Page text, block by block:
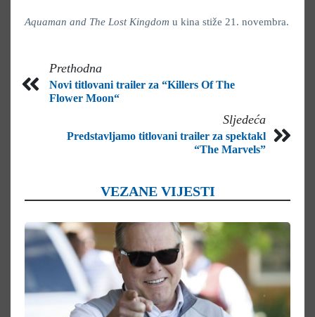
Aquaman and The Lost Kingdom u kina stiže 21. novembra.
Prethodna
Novi titlovani trailer za “Killers Of The
Flower Moon“
Sljedeća
Predstavljamo titlovani trailer za spektakl
“The Marvels”
VEZANE VIJESTI